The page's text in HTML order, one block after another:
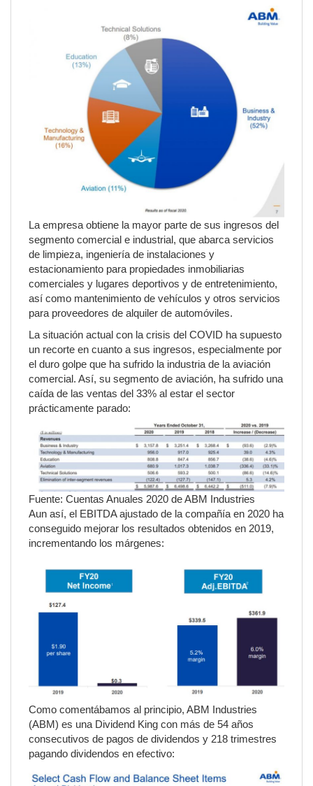
La empresa obtiene la mayor parte de sus ingresos del
segmento comercial e industrial, que abarca servicios
de limpieza, ingeniería de instalaciones y
estacionamiento para propiedades inmobiliarias
comerciales y lugares deportivos y de entretenimiento,
así como mantenimiento de vehículos y otros servicios
para proveedores de alquiler de automóviles.
La situación actual con la crisis del COVID ha supuesto
un recorte en cuanto a sus ingresos, especialmente por
el duro golpe que ha sufrido la industria de la aviación
comercial. Así, su segmento de aviación, ha sufrido una
caída de las ventas del 33% al estar el sector
prácticamente parado:
Fuente: Cuentas Anuales 2020 de ABM Industries
Aun así, el EBITDA ajustado de la compañía en 2020 ha
conseguido mejorar los resultados obtenidos en 2019,
incrementando los márgenes:
Como comentábamos al principio, ABM Industries
(ABM) es una Dividend King con más de 54 años
consecutivos de pagos de dividendos y 218 trimestres
pagando dividendos en efectivo: